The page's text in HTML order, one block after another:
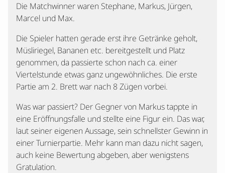
Die Matchwinner waren Stephane, Markus, Jürgen,
Marcel und Max.
Die Spieler hatten gerade erst ihre Getränke geholt,
Müsliriegel, Bananen etc. bereitgestellt und Platz
genommen, da passierte schon nach ca. einer
Viertelstunde etwas ganz ungewöhnliches. Die erste
Partie am 2. Brett war nach 8 Zügen vorbei.
Was war passiert? Der Gegner von Markus tappte in
eine Eröffnungsfalle und stellte eine Figur ein. Das war,
laut seiner eigenen Aussage, sein schnellster Gewinn in
einer Turnierpartie. Mehr kann man dazu nicht sagen,
auch keine Bewertung abgeben, aber wenigstens
Gratulation.